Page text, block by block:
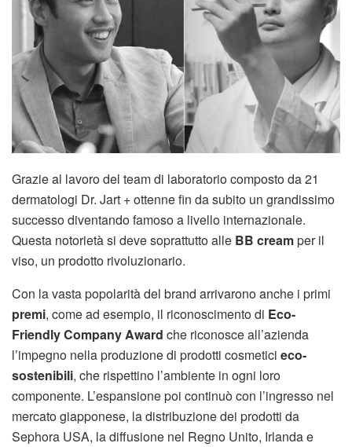
Grazie al lavoro del team di laboratorio composto da 21
dermatologi Dr. Jart + ottenne fin da subito un grandissimo
successo diventando famoso a livello internazionale.
Questa notorietà si deve soprattutto alle BB creamper il
viso, un prodotto rivoluzionario.
Con la vasta popolarità del brand arrivarono anche i primi
premi, come ad esempio, il riconoscimento di Eco-
Friendly Company Award che riconosce all’azienda
l’impegno nella produzione di prodotti cosmetici eco-
sostenibili, che rispettino l’ambiente in ogni loro
componente. L’espansione poi continuò con l’ingresso nel
mercato giapponese, la distribuzione dei prodotti da
Sephora USA, la diffusione nel Regno Unito, Irlanda e